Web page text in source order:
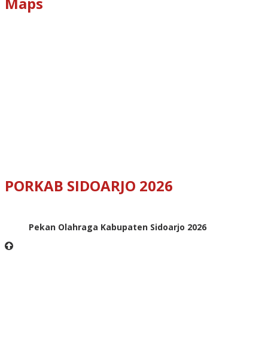
PORKAB SIDOARJO 2026
Pekan Olahraga Kabupaten Sidoarjo 2026